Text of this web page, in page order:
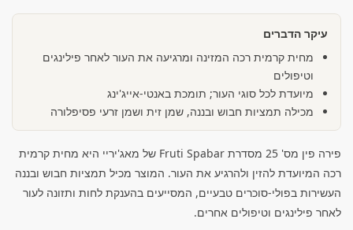
עיקר הדברים
מחית קרמית רכה המזינה ומרגיעה את העור לאחר פילינגים
וטיפולים
מיועדת לכל סוגי העור; תומכת באנטי-אייג'ינג
מכילה תמציות חבוש ובננה, שמן זית ושמן זרעי פסיפלורה
פירה פין מס' 25 מסדרת Fruti Spabar של מאג'יריי היא מחית קרמית
רכה המיועדת להזין ולהרגיע את העור. המוצר מכיל תמציות חבוש ובננה
העשירות בפולי-סוכרים טבעיים, המסייעים בהענקת לחות ותזונה לעור
לאחר פילינגים וטיפולים אחרים.